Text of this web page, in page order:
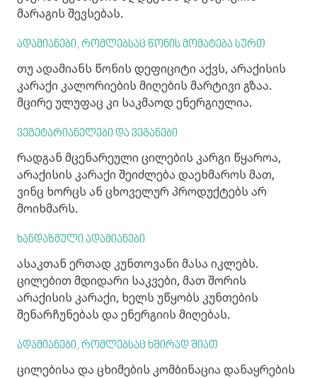
მარაგის შევსებას.
ადამიანები, რომლებსაც წონის მომატება სურთ
თუ ადამიანს წონის დეფიციტი აქვს, არაქისის
კარაქი კალორიების მიღების მარტივი გზაა.
მცირე ულუფაც კი საკმაოდ ენერგიულია.
ვეგეტარიანელები და ვეგანები
რადგან მცენარეული ცილების კარგი წყაროა,
არაქისის კარაქი შეიძლება დაეხმაროს მათ,
ვინც ხორცს ან ცხოველურ პროდუქტებს არ
მოიხმარს.
ხანდაზმული ადამიანები
ასაკთან ერთად კუნთოვანი მასა იკლებს.
ცილებით მდიდარი საკვები, მათ შორის
არაქისის კარაქი, ხელს უწყობს კუნთების
შენარჩუნებას და ენერგიის მიღებას.
ადამიანები, რომლებსაც ხშირად შიათ
ცილებისა და ცხიმების კომბინაცია დანაყრების